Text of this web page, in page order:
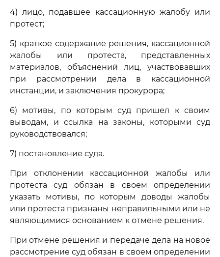
4) лицо, подавшее кассационную жалобу или
протест;
5) краткое содержание решения, кассационной
жалобы или протеста, представленных
материалов, объяснений лиц, участвовавших
при рассмотрении дела в кассационной
инстанции, и заключения прокурора;
6) мотивы, по которым суд пришел к своим
выводам, и ссылка на законы, которыми суд
руководствовался;
7) постановление суда.
При отклонении кассационной жалобы или
протеста суд обязан в своем определении
указать мотивы, по которым доводы жалобы
или протеста признаны неправильными или не
являющимися основанием к отмене решения.
При отмене решения и передаче дела на новое
рассмотрение суд обязан в своем определении